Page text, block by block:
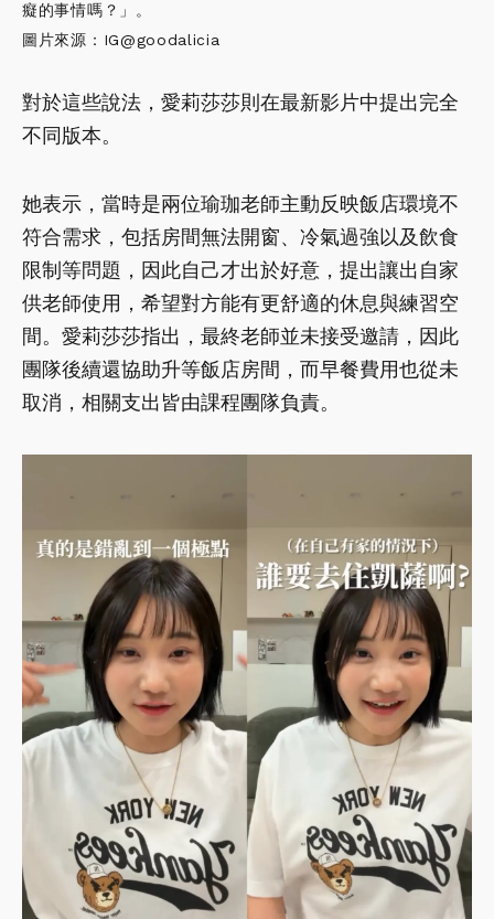
癡的事情嗎？」。
圖片來源：IG@goodalicia
對於這些說法，愛莉莎莎則在最新影片中提出完全
不同版本。
她表示，當時是兩位瑜珈老師主動反映飯店環境不
符合需求，包括房間無法開窗、冷氣過強以及飲食
限制等問題，因此自己才出於好意，提出讓出自家
供老師使用，希望對方能有更舒適的休息與練習空
間。愛莉莎莎指出，最終老師並未接受邀請，因此
團隊後續還協助升等飯店房間，而早餐費用也從未
取消，相關支出皆由課程團隊負責。